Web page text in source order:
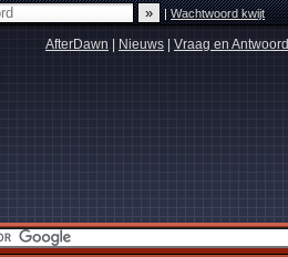
|Wachtwoord kwijt
AfterDawn Nieuws Vraag en Antwoord